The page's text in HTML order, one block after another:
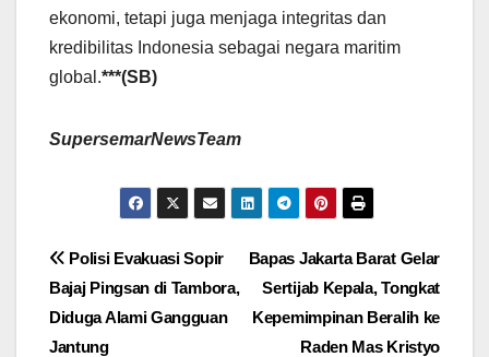
ekonomi, tetapi juga menjaga integritas dan
kredibilitas Indonesia sebagai negara maritim
global.***(SB)
SupersemarNewsTeam
Navigasi
pos
Bapas Jakarta Barat Gelar
Sertijab Kepala, Tongkat
Kepemimpinan Beralih ke
Raden Mas Kristyo
Polisi Evakuasi Sopir
Bajaj Pingsan di Tambora,
Diduga Alami Gangguan
Jantung